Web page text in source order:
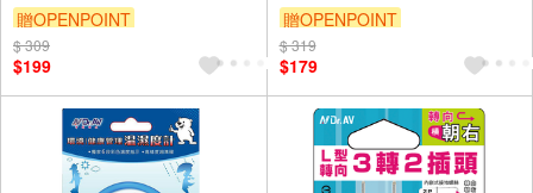
贈OPENPOINT
$ 309
$199
贈OPENPOINT
$ 319
$179